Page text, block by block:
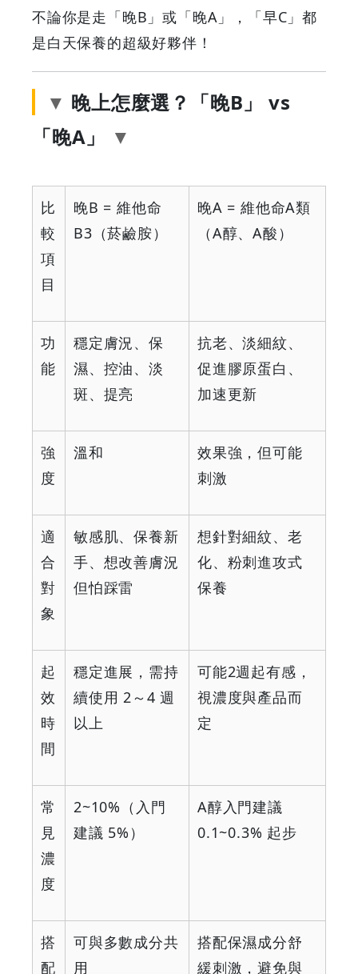
GOODEAL
Grab
Your
Coupons
Discounts
不論你是走「晚B」或「晚A」，「早C」都
是白天保養的超級好夥伴！
晚上怎麼選？「晚B」 vs
「晚A」
比
較
項
目
晚B = 維他命
B3（菸鹼胺）
晚A = 維他命A類
（A醇、A酸）
功
能
穩定膚況、保
濕、控油、淡
斑、提亮
抗老、淡細紋、
促進膠原蛋白、
加速更新
強
度
溫和
效果強，但可能
刺激
適
合
對
象
敏感肌、保養新
手、想改善膚況
但怕踩雷
想針對細紋、老
化、粉刺進攻式
保養
起
效
時
間
穩定進展，需持
續使用 2～4 週
以上
可能2週起有感，
視濃度與產品而
定
常
見
濃
度
2~10%（入門
建議 5%）
A醇入門建議
0.1~0.3% 起步
搭
配
可與多數成分共
用
搭配保濕成分舒
緩刺激，避免與